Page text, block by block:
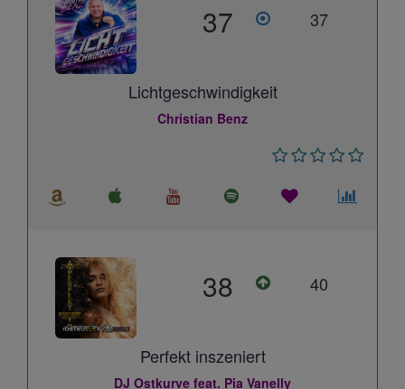
37 37
Lichtgeschwindigkeit
Christian Benz
38 40
Perfekt inszeniert
DJ Ostkurve feat. Pia Vanelly